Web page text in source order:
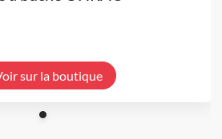
sur la boutique